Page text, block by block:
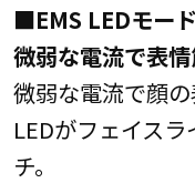
■EMS LEDモー
微弱な電流で表
微弱な電流で顔
LEDがフェイス
チ。